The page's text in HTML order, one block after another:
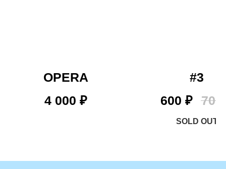
OPERA
4 000 ₽
#3
600 ₽ 700